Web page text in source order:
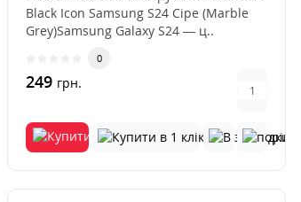
Black Icon Samsung S24 Сіре (Marble
Grey)Samsung Galaxy S24 — ц..
0
249 грн.